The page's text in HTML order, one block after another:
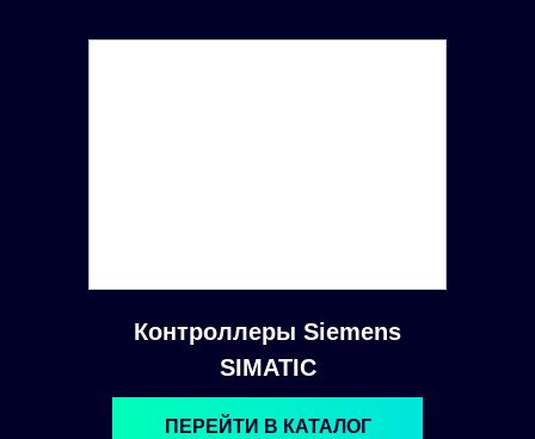
Контроллеры Siemens
SIMATIC
ПЕРЕЙТИ В КАТАЛОГ